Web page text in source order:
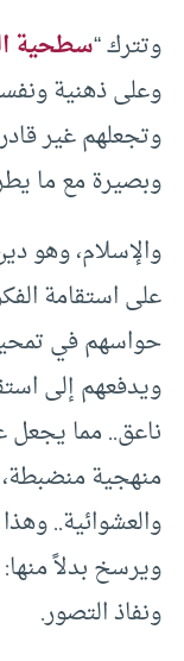
وتترك “سطحية
وعلى ذهنية
وتجعلهم غير
وبصيرة مع ما
والإسلام، وهو
على استقامة
حواسهم في
ويدفعهم إلى
ناعق.. مما يجعل
منهجية منضبطة،
والعشوائية..
ويرسخ بدلاً
ونفاذ التصور.